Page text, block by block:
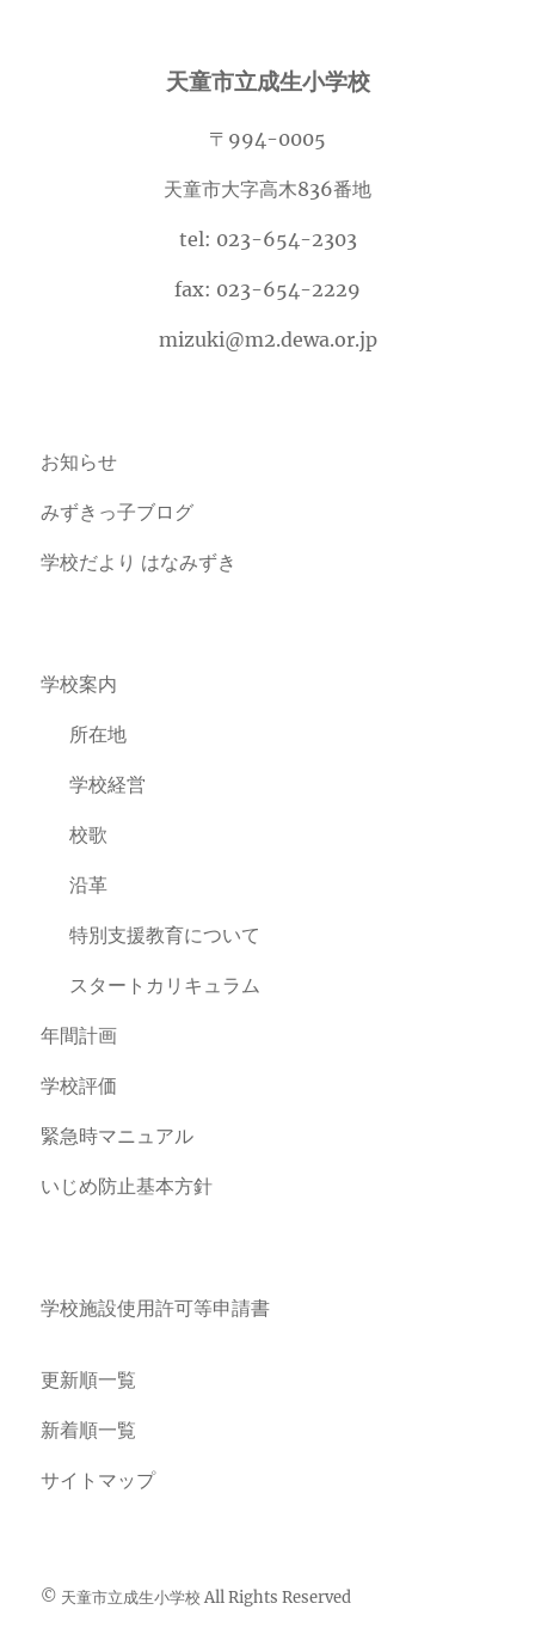
天童市立成生小学校
〒994-0005
天童市大字高木836番地
tel: 023-654-2303
fax: 023-654-2229
mizuki@m2.dewa.or.jp
お知らせ
みずきっ子ブログ
学校だより はなみずき
学校案内
所在地
学校経営
校歌
沿革
特別支援教育について
スタートカリキュラム
年間計画
学校評価
緊急時マニュアル
いじめ防止基本方針
学校施設使用許可等申請書
更新順一覧
新着順一覧
サイトマップ
© 天童市立成生小学校 All Rights Reserved